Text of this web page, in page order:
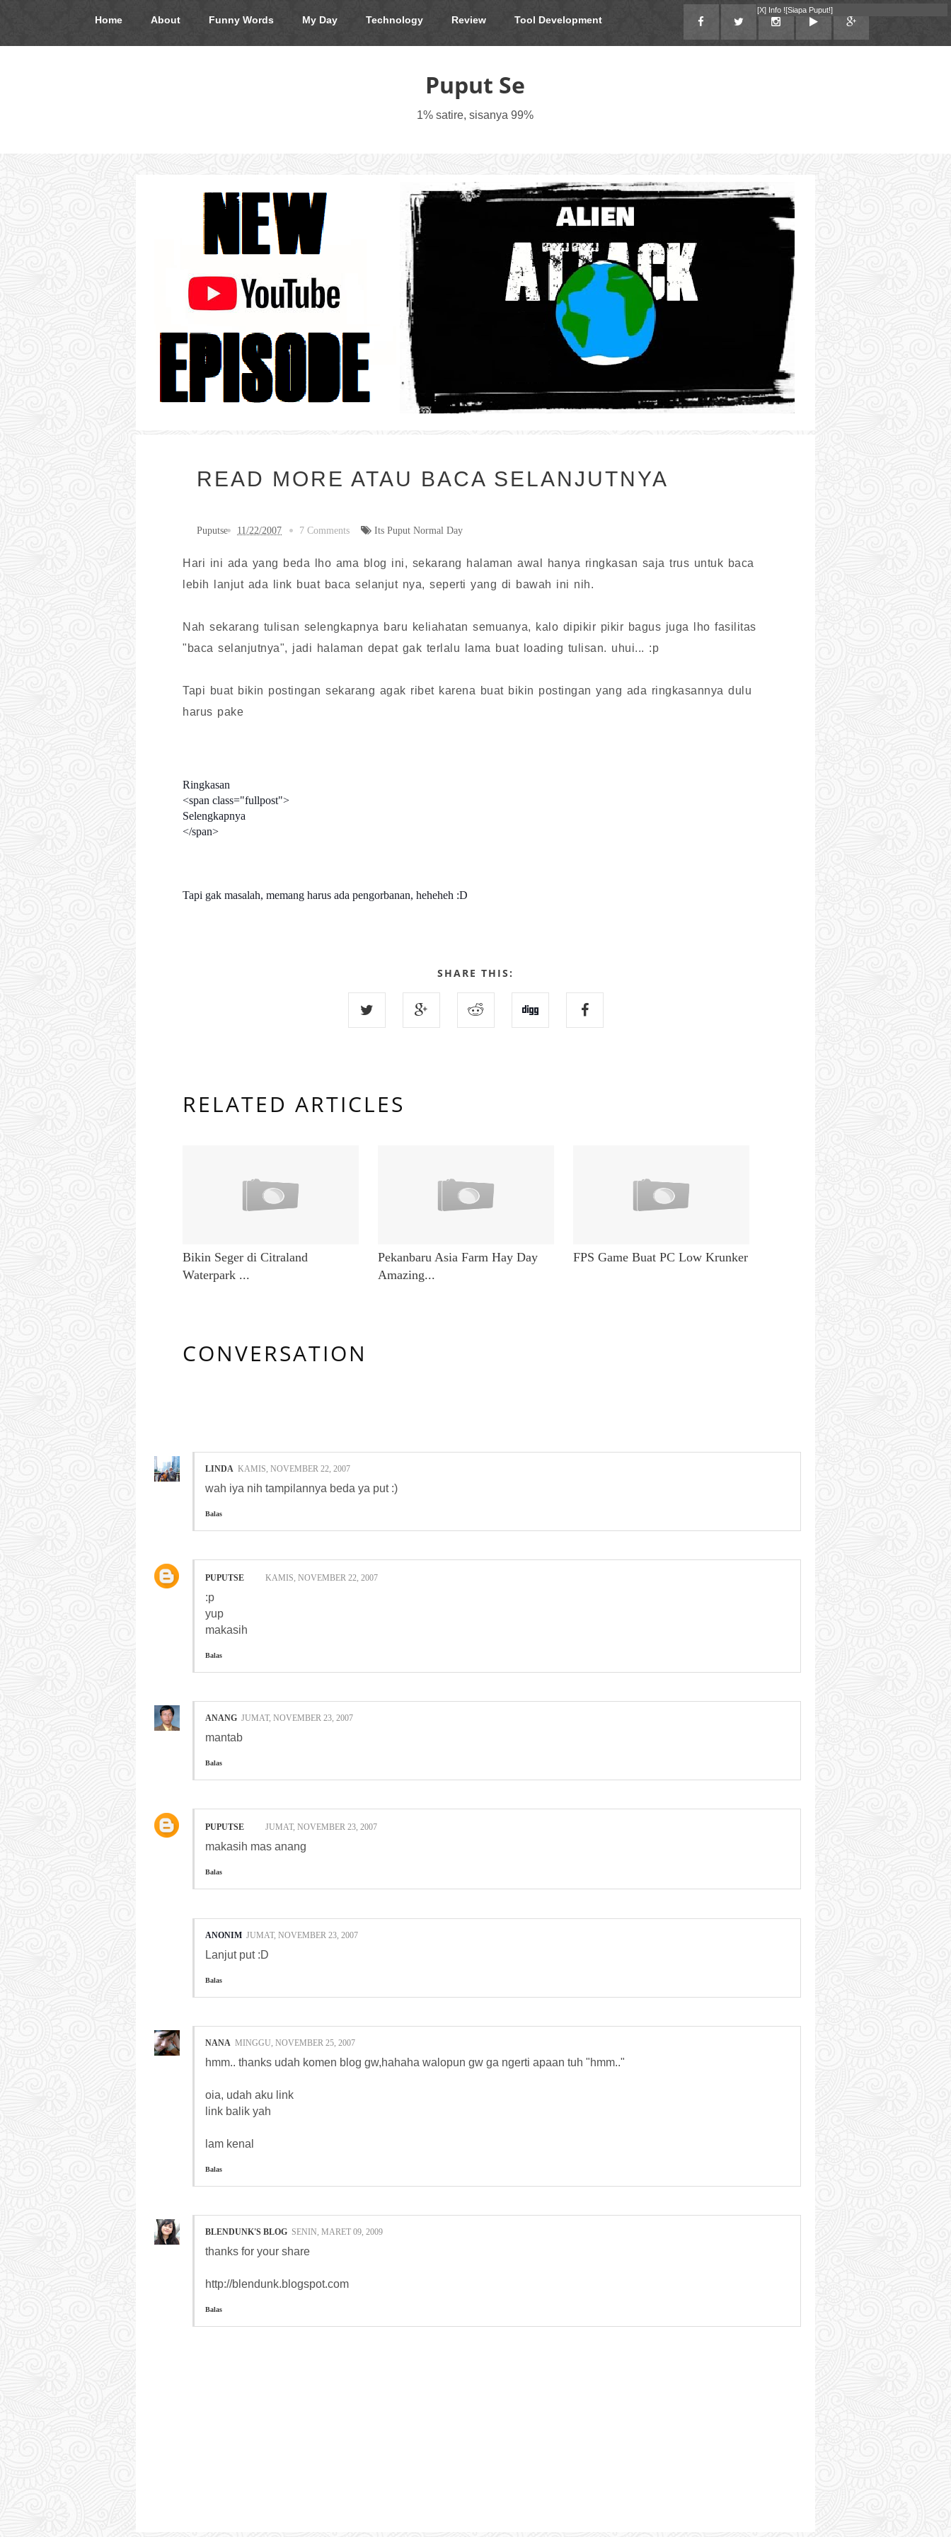
Home About Funny Words My Day Technology Review Tool Development
Puput Se
1% satire, sisanya 99%
READ MORE ATAU BACA SELANJUTNYA
Puputse 11/22/2007 7 Comments Its Puput Normal Day
Hari ini ada yang beda lho ama blog ini, sekarang halaman awal hanya ringkasan saja trus untuk baca
lebih lanjut ada link buat baca selanjut nya, seperti yang di bawah ini nih.
Nah sekarang tulisan selengkapnya baru keliahatan semuanya, kalo dipikir pikir bagus juga lho fasilitas
"baca selanjutnya", jadi halaman depat gak terlalu lama buat loading tulisan. uhui... :p
Tapi buat bikin postingan sekarang agak ribet karena buat bikin postingan yang ada ringkasannya dulu
harus pake
Ringkasan
<span class="fullpost">
Selengkapnya
</span>
Tapi gak masalah, memang harus ada pengorbanan, heheheh :D
SHARE THIS:
RELATED ARTICLES
Bikin Seger di Citraland
Waterpark ...
Pekanbaru Asia Farm Hay Day
Amazing...
FPS Game Buat PC Low Krunker
CONVERSATION
LINDA KAMIS, NOVEMBER 22, 2007
wah iya nih tampilannya beda ya put :)
Balas
PUPUTSE KAMIS, NOVEMBER 22, 2007
:p
yup
makasih
Balas
ANANG JUMAT, NOVEMBER 23, 2007
mantab
Balas
PUPUTSE JUMAT, NOVEMBER 23, 2007
makasih mas anang
Balas
ANONIM JUMAT, NOVEMBER 23, 2007
Lanjut put :D
Balas
NANA MINGGU, NOVEMBER 25, 2007
hmm.. thanks udah komen blog gw,hahaha walopun gw ga ngerti apaan tuh "hmm.."
oia, udah aku link
link balik yah
lam kenal
Balas
BLENDUNK'S BLOG SENIN, MARET 09, 2009
thanks for your share
http://blendunk.blogspot.com
Balas
[X] Info ![Siapa Puput!]